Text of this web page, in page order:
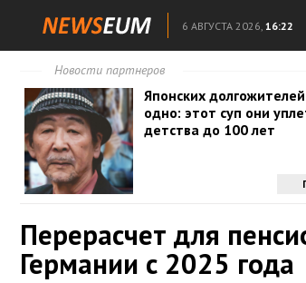
6 АВГУСТА 2026, 16:22
Новости партнеров
Японских
одно: этот суп они
детства до 100 лет
Перерасчет для
Германии с 2025 года